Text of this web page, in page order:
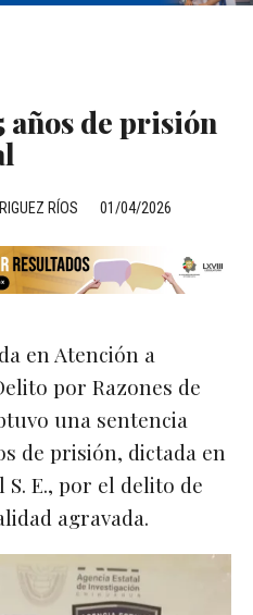
años de prisión
01/04/2026
RÍOS
en Atención a
por Razones de
una sentencia
de prisión, dictada en
E., por el delito de
agravada.